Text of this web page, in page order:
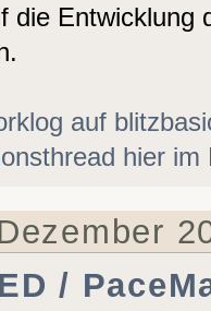
die Entwicklung
auf
hier im
/